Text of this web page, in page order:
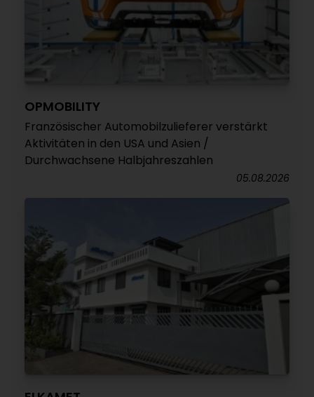
OPMOBILITY
Französischer Automobilzulieferer verstärkt
Aktivitäten in den USA und Asien /
Durchwachsene Halbjahreszahlen
05.08.2026